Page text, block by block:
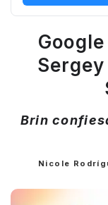
Brin
Posted
Nicole